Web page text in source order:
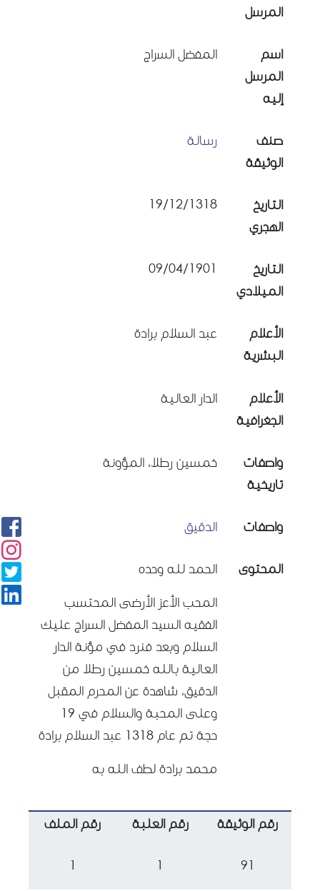
المرسل
المفضل السراج
اسم
المرسل
إليه
رسالة
صنف
الوثيقة
19/12/1318
التاريخ
الهجري
09/04/1901
التاريخ
الميلادي
عبد السلام برادة
الأعلام
البشرية
الدار العالية
الأعلام
الجغرافية
خمسين رطلا، المؤونة
واصفات
تاريخية
الدقيق واصفات
الحمد لله وحده
المحب الأعز الأرضى المحتسب
الفقيه السيد المفضل السراج عليك
السلام وبعد فنرد في مؤنة الدار
العالية بالله خمسين رطلا من
الدقيق، شاهدة عن المحرم المقبل
وعلى المحبة والسلام في 19
حجة تم عام 1318 عبد السلام برادة
محمد برادة لطف الله به
المحتوى
رقم الملف رقم العلبة رقم الوثيقة
1 1 91